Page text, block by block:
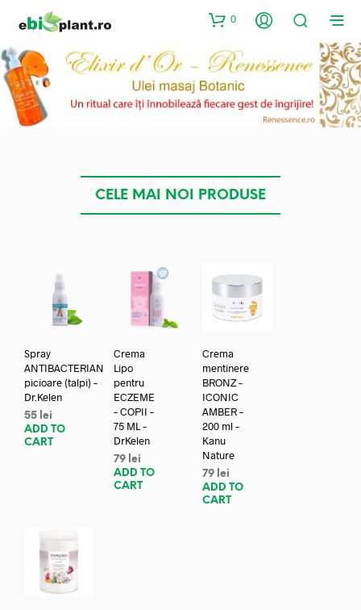
0
CELE MAI NOI PRODUSE
Spray
ANTIBACTERIAN
picioare (talpi) –
Dr.Kelen
55 lei
ADD TO
CART
Crema
Lipo
pentru
ECZEME
– COPII –
75 ML –
DrKelen
79 lei
ADD TO
CART
Crema
mentinere
BRONZ –
ICONIC
AMBER –
200 ml –
Kanu
Nature
79 lei
ADD TO
CART